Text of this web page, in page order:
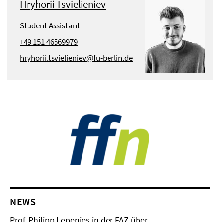
Hryhorii Tsvielieniev
Student Assistant
+49 151 46569979
hryhorii.tsvielieniev@fu-berlin.de
NEWS